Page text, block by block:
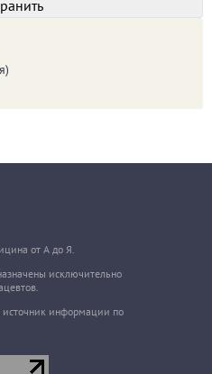
от А до Я.
исключительно
источник информации по